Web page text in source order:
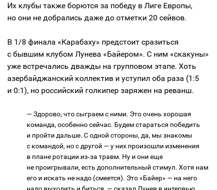
Их клубы также борются за победу в Лиге Европы,
но они не добрались даже до отметки 20 сейвов.
В 1/8 финала «Карабаху» предстоит сразиться
с бывшим клубом Лунева «Байером». С ним «скакуны»
уже встречались дважды на групповом этапе. Хоть
азербайджанский коллектив и уступил оба раза (1:5
и 0:1), но российский голкипер заряжен на реванш.
— Здорово, что сыграем с ними. Это очень хорошая
команда, особенно сейчас. Будем стараться победить
и пройти дальше. С одной стороны, да, мы знакомы
с командой, но с другой — у них произошли изменения
в плане ротации из‑за травм. Ну и они еще
не проигрывали, есть дополнительный стимул. Хотя нам
его и искать не надо (смеется). Это «Байер» — на него